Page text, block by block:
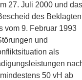
27. Juli 2000 und
des
vom 9. Februar 1993
und
als
50 vH ab